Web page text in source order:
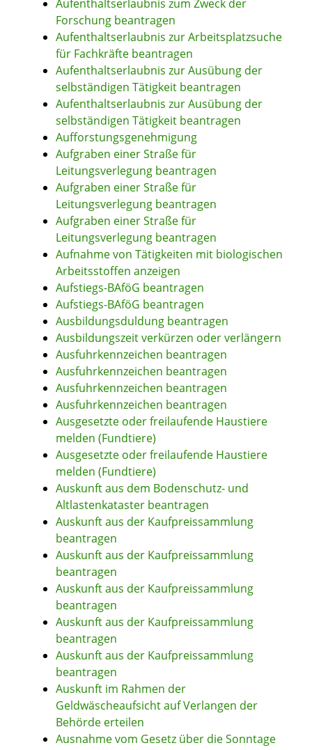
Aufenthaltserlaubnis zum Zweck der
Forschung beantragen
Aufenthaltserlaubnis zur Arbeitsplatzsuche
für Fachkräfte beantragen
Aufenthaltserlaubnis zur Ausübung der
selbständigen Tätigkeit beantragen
Aufenthaltserlaubnis zur Ausübung der
selbständigen Tätigkeit beantragen
Aufforstungsgenehmigung
Aufgraben einer Straße für
Leitungsverlegung beantragen
Aufgraben einer Straße für
Leitungsverlegung beantragen
Aufgraben einer Straße für
Leitungsverlegung beantragen
Aufnahme von Tätigkeiten mit biologischen
Arbeitsstoffen anzeigen
Aufstiegs-BAföG beantragen
Aufstiegs-BAföG beantragen
Ausbildungsduldung beantragen
Ausbildungszeit verkürzen oder verlängern
Ausfuhrkennzeichen beantragen
Ausfuhrkennzeichen beantragen
Ausfuhrkennzeichen beantragen
Ausfuhrkennzeichen beantragen
Ausgesetzte oder freilaufende Haustiere
melden (Fundtiere)
Ausgesetzte oder freilaufende Haustiere
melden (Fundtiere)
Auskunft aus dem Bodenschutz- und
Altlastenkataster beantragen
Auskunft aus der Kaufpreissammlung
beantragen
Auskunft aus der Kaufpreissammlung
beantragen
Auskunft aus der Kaufpreissammlung
beantragen
Auskunft aus der Kaufpreissammlung
beantragen
Auskunft aus der Kaufpreissammlung
beantragen
Auskunft im Rahmen der
Geldwäscheaufsicht auf Verlangen der
Behörde erteilen
Ausnahme vom Gesetz über die Sonntage